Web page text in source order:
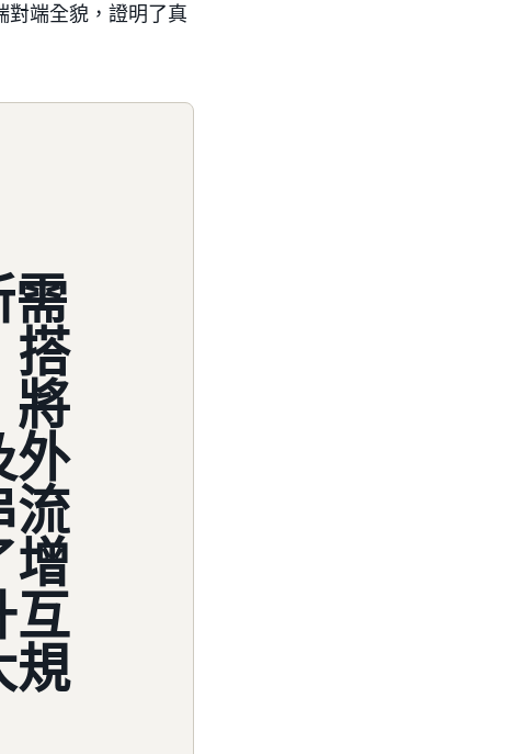
對端全貌，證明了真
需
搭
將
外
流
增
互
規